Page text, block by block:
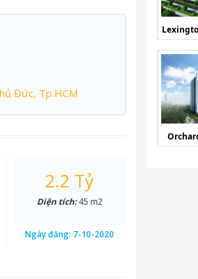
Đức, Tp.HCM
2.2 Tỷ
Diện tích:45 m2
Ngày đăng: 7-10-2020